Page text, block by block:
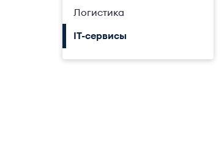
Логистика
IT-сервисы